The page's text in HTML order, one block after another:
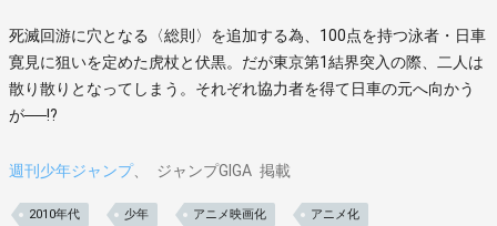
死滅回游に穴となる〈総則〉を追加する為、100点を持つ泳者・日車
寛見に狙いを定めた虎杖と伏黒。だが東京第1結界突入の際、二人は
散り散りとなってしまう。それぞれ協力者を得て日車の元へ向かう
が──!?
週刊少年ジャンプ ジャンプGIGA 掲載
2010年代 少年 アニメ映画化 アニメ化